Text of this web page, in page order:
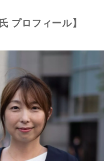
プロフィール】